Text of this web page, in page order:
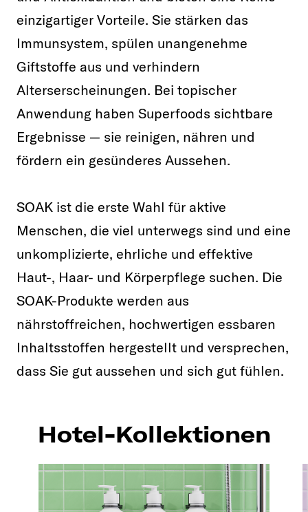
einzigartiger Vorteile. Sie stärken das
Immunsystem, spülen unangenehme
Giftstoffe aus und verhindern
Alterserscheinungen. Bei topischer
Anwendung haben Superfoods sichtbare
Ergebnisse — sie reinigen, nähren und
fördern ein gesünderes Aussehen.
SOAK ist die erste Wahl für aktive
Menschen, die viel unterwegs sind und eine
unkomplizierte, ehrliche und effektive
Haut-, Haar- und Körperpflege suchen. Die
SOAK-Produkte werden aus
nährstoffreichen, hochwertigen essbaren
Inhaltsstoffen hergestellt und versprechen,
dass Sie gut aussehen und sich gut fühlen.
Hotel-Kollektionen